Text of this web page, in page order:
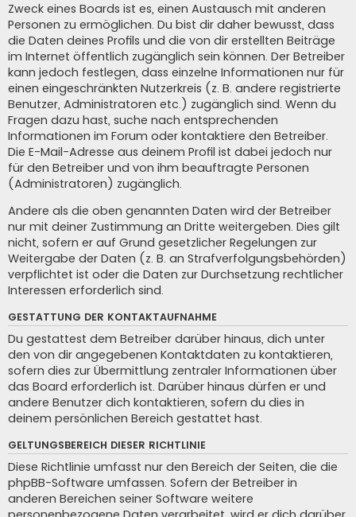
Zweck eines Boards ist es, einen Austausch mit anderen
Personen zu ermöglichen. Du bist dir daher bewusst, dass
die Daten deines Profils und die von dir erstellten Beiträge
im Internet öffentlich zugänglich sein können. Der Betreiber
kann jedoch festlegen, dass einzelne Informationen nur für
einen eingeschränkten Nutzerkreis (z. B. andere registrierte
Benutzer, Administratoren etc.) zugänglich sind. Wenn du
Fragen dazu hast, suche nach entsprechenden
Informationen im Forum oder kontaktiere den Betreiber.
Die E-Mail-Adresse aus deinem Profil ist dabei jedoch nur
für den Betreiber und von ihm beauftragte Personen
(Administratoren) zugänglich.
Andere als die oben genannten Daten wird der Betreiber
nur mit deiner Zustimmung an Dritte weitergeben. Dies gilt
nicht, sofern er auf Grund gesetzlicher Regelungen zur
Weitergabe der Daten (z. B. an Strafverfolgungsbehörden)
verpflichtet ist oder die Daten zur Durchsetzung rechtlicher
Interessen erforderlich sind.
GESTATTUNG DER KONTAKTAUFNAHME
Du gestattest dem Betreiber darüber hinaus, dich unter
den von dir angegebenen Kontaktdaten zu kontaktieren,
sofern dies zur Übermittlung zentraler Informationen über
das Board erforderlich ist. Darüber hinaus dürfen er und
andere Benutzer dich kontaktieren, sofern du dies in
deinem persönlichen Bereich gestattet hast.
GELTUNGSBEREICH DIESER RICHTLINIE
Diese Richtlinie umfasst nur den Bereich der Seiten, die die
phpBB-Software umfassen. Sofern der Betreiber in
anderen Bereichen seiner Software weitere